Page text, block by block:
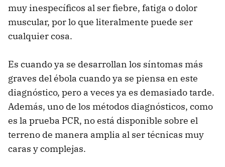
muy inespecíficos al ser fiebre, fatiga o dolor
muscular, por lo que literalmente puede ser
cualquier cosa.
Es cuando ya se desarrollan los síntomas más
graves del ébola cuando ya se piensa en este
diagnóstico, pero a veces ya es demasiado tarde.
Además, uno de los métodos diagnósticos, como
es la prueba PCR, no está disponible sobre el
terreno de manera amplia al ser técnicas muy
caras y complejas.